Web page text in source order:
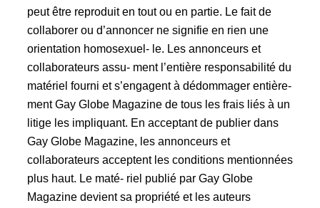
peut être reproduit en tout ou en partie. Le fait de
collaborer ou d’annoncer ne signifie en rien une
orientation homosexuel- le. Les annonceurs et
collaborateurs assu- ment l’entière responsabilité du
matériel fourni et s’engagent à dédommager entière-
ment Gay Globe Magazine de tous les frais liés à un
litige les impliquant. En acceptant de publier dans
Gay Globe Magazine, les annonceurs et
collaborateurs acceptent les conditions mentionnées
plus haut. Le maté- riel publié par Gay Globe
Magazine devient sa propriété et les auteurs